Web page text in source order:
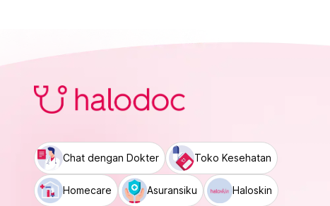
Chat dengan Dokter Toko Kesehatan
Homecare Asuransiku Haloskin